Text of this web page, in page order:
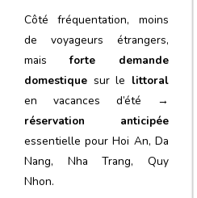
Côté fréquentation, moins
de voyageurs étrangers,
maisforte demande
domestique sur le littoral
en vacances d’été →
réservation anticipée
essentielle pour Hoi An, Da
Nang, Nha Trang, Quy
Nhon.